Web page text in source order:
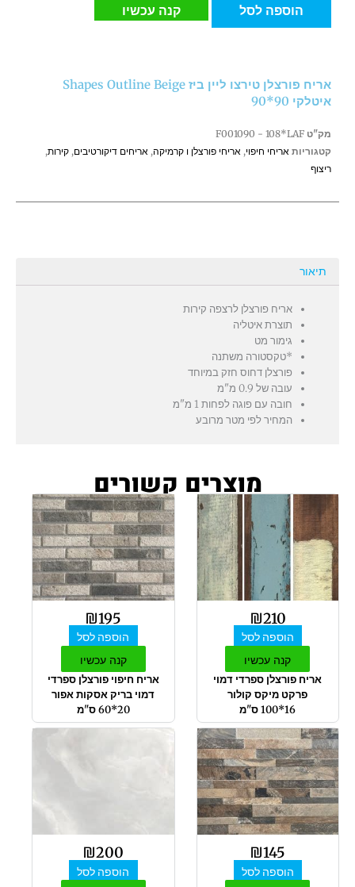
פורצלן
Shapes
Outline
איטלקי
90*90
הוספה לסל קנה עכשיו
אריח פורצלן טירצו ליין ביז Shapes Outline Beige
איטלקי 90*90
מק"ט F001090 - 108*LAF
קטגוריות אריחי חיפוי, אריחי פורצלן ו קרמיקה, אריחים דיקורטיבים, קירות,
ריצוף
תיאור
אריח פורצלן לרצפה קירות
תוצרת איטליה
גימור מט
*טקסטורה משתנה
פורצלן דחוס חזק במיוחד
עובה של 0.9 מ"מ
חובה עם פוגה לפחות 1 מ"מ
המחיר לפי מטר מרובע
מוצרים קשורים
₪210
הוספה לסל
קנה עכשיו
אריח פורצלן ספרדי דמוי
פרקט מיקס קולור
16*100 ס"מ
₪195
הוספה לסל
קנה עכשיו
אריח חיפוי פורצלן ספרדי
דמוי בריק אסקות אפור
20*60 ס"מ
₪145
הוספה לסל
₪200
הוספה לסל